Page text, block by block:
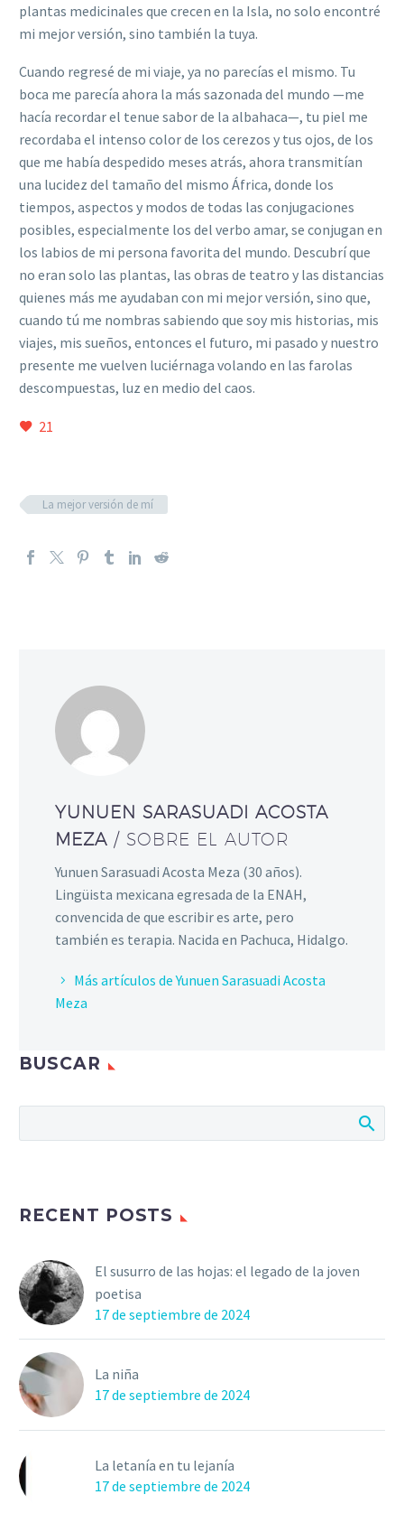
plantas medicinales que crecen en la Isla, no solo encontré
mi mejor versión, sino también la tuya.
Cuando regresé de mi viaje, ya no parecías el mismo. Tu
boca me parecía ahora la más sazonada del mundo —me
hacía recordar el tenue sabor de la albahaca—, tu piel me
recordaba el intenso color de los cerezos y tus ojos, de los
que me había despedido meses atrás, ahora transmitían
una lucidez del tamaño del mismo África, donde los
tiempos, aspectos y modos de todas las conjugaciones
posibles, especialmente los del verbo amar, se conjugan en
los labios de mi persona favorita del mundo. Descubrí que
no eran solo las plantas, las obras de teatro y las distancias
quienes más me ayudaban con mi mejor versión, sino que,
cuando tú me nombras sabiendo que soy mis historias, mis
viajes, mis sueños, entonces el futuro, mi pasado y nuestro
presente me vuelven luciérnaga volando en las farolas
descompuestas, luz en medio del caos.
21
La mejor versión de mí
YUNUEN SARASUADI ACOSTA
MEZA / SOBRE EL AUTOR
Yunuen Sarasuadi Acosta Meza (30 años).
Lingüista mexicana egresada de la ENAH,
convencida de que escribir es arte, pero
también es terapia. Nacida en Pachuca, Hidalgo.
Más artículos de Yunuen Sarasuadi Acosta
Meza
BUSCAR
RECENT POSTS
El susurro de las hojas: el legado de la joven
poetisa
17 de septiembre de 2024
La niña
17 de septiembre de 2024
La letanía en tu lejanía
17 de septiembre de 2024